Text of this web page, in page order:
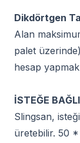
Dikdörtgen
Alan
palet
hesap
İSTEĞE
Slingsan,
üretebilir. 50